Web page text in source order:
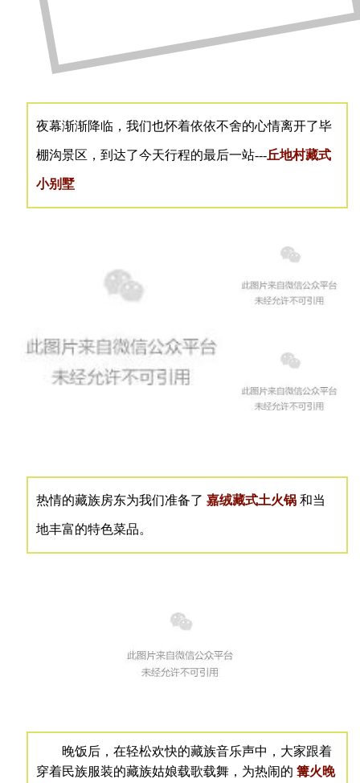
夜幕渐渐降临，我们也怀着依依不舍的心情离开了毕
棚沟景区，到达了今天行程的最后一站---丘地村藏式
小别墅
热情的藏族房东为我们准备了嘉绒藏式土火锅和当
地丰富的特色菜品。
晚饭后，在轻松欢快的藏族音乐声中，大家跟着
穿着民族服装的藏族姑娘载歌载舞，为热闹的篝火晚